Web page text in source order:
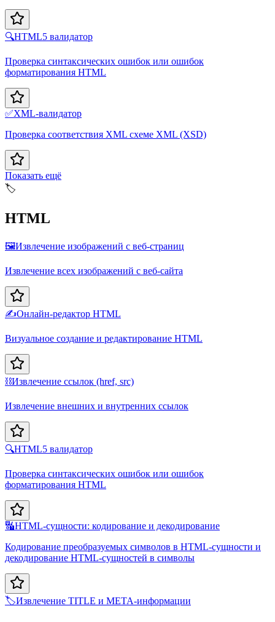
🔍HTML5 валидатор
Проверка синтаксических ошибок или ошибок
форматирования HTML
✅XML-валидатор
Проверка соответствия XML схеме XML (XSD)
Показать ещё
🏷️
HTML
🖼️Извлечение изображений с веб-страниц
Извлечение всех изображений с веб-сайта
✍️Онлайн-редактор HTML
Визуальное создание и редактирование HTML
⛓️Извлечение ссылок (href, src)
Извлечение внешних и внутренних ссылок
🔍HTML5 валидатор
Проверка синтаксических ошибок или ошибок
форматирования HTML
🔣HTML-сущности: кодирование и декодирование
Кодирование преобразуемых символов в HTML-сущности и
декодирование HTML-сущностей в символы
🏷️Извлечение TITLE и META-информации